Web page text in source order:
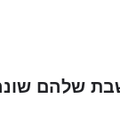
שלהם